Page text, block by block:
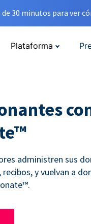
30 minutos para ver
Plataforma
administren sus
y vuelvan a